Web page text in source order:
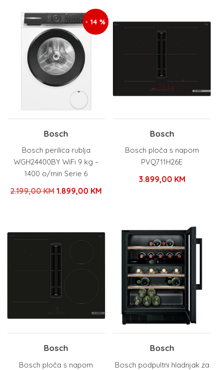
- 14 %
Bosch
Bosch perilica rublja
WGH24400BY WiFi 9 kg –
1400 o/min Serie 6
2.199,00KMIzvorna
je:
2.199,00 KM.
1.899,00 KM
1.899,00 KM.
Bosch
Bosch ploča s napom
PVQ711H26E
3.899,00 KM
Bosch
Bosch ploča s napom
Bosch
Bosch podpultni hladnjak za